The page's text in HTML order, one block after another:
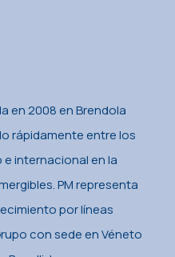
en 2008 en Brendola
rápidamente entre los
internacional en la
PM representa
por líneas
con sede en Véneto